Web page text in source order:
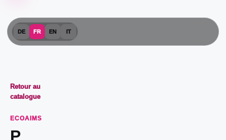
DE FR EN IT
Retour au
catalogue
ECOAIMS
P